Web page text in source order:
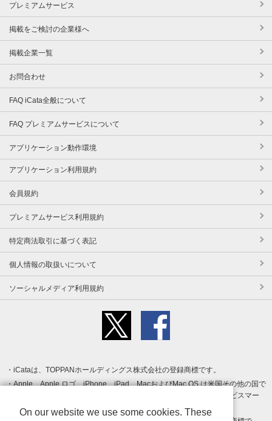
プレミアムサービス
掲載をご検討の企業様へ
掲載企業一覧
お問合わせ
FAQ iCata全般について
FAQ プレミアムサービスについて
アプリケーション動作環境
アプリケーション利用規約
会員規約
プレミアムサービス利用規約
特定商法取引に基づく表記
個人情報の取扱いについて
ソーシャルメディア利用規約
iCataは、TOPPANホールディングス株式会社の登録商標です。
Apple、Apple ロゴ、iPhone、iPad、MacおよびMac OS は米国その他の国で
登録された Apple Inc. の商標です。App Store は Apple Inc. のサービスマー
クです。
On our website we use some cookies. These